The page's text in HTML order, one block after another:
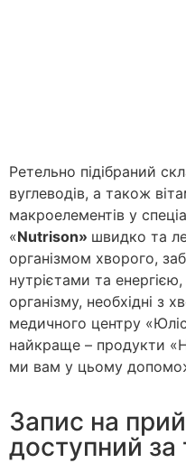
Ретельно підібраний
вуглеводів, а також
макроелементів у
«Nutrison» швидко та
організмом хворого,
нутрієтами та
організму, необхідні з
медичного центру
найкраще – продукти
ми вам у цьому
Запис на
доступний